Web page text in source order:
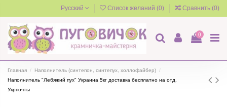
Русский Список желаний (0) Сравнить (0)
0
Главная
Наполнитель (синтепон, синтепух, холлофайбер)
Наполнитель "Лебяжий пух" Украина 5кг доставка бесплатно на отд.
Укрпочты